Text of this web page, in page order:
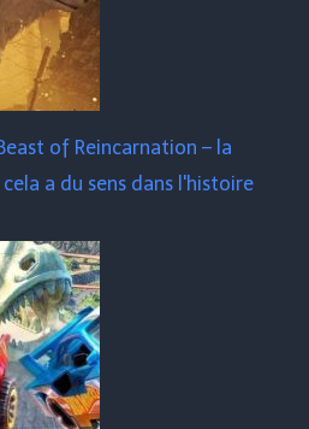
of Reincarnation – la
a du sens dans l'histoire